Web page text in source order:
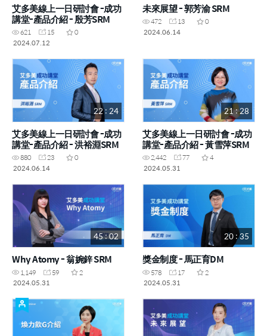
艾多美線上一日研討會 -成功
講堂-產品介紹 - 殷芳SRM
621 15
0
2024.07.12
未來展望 - 郭芳渝 SRM
472 13
0
2024.06.14
22 : 24
艾多美線上一日研討會 -成功
講堂-產品介紹 - 洪裕淵SRM
880 23
0
2024.06.14
21 : 28
艾多美線上一日研討會 -成功
講堂-產品介紹 - 黃雪萍SRM
2,442 77
4
2024.05.31
45 : 02
Why Atomy - 翁婉鋅 SRM
1,149 59
2
2024.05.31
20 : 35
獎金制度 - 馬正育DM
578 17
2
2024.05.31